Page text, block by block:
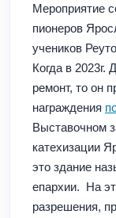
Мероприятие
пионеров
учеников
Когда в 2023г.
ремонт, то он
награждения
Выставочном
катехизации
это здание
епархии. На
разрешения,